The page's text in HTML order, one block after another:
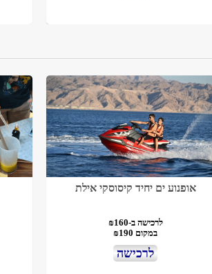
אופנוע ים יחיד קיסוסקי אילת
לרכישה ב-₪160
במקום ₪190
לרכישה